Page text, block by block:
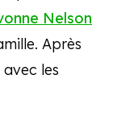
Nelson
Après
les